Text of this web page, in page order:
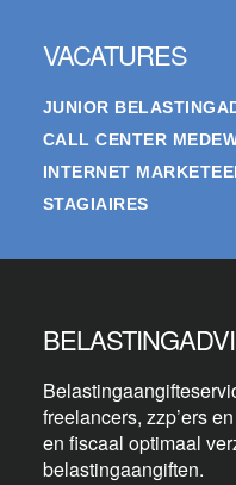
VACATURES
JUNIOR
CALL CENTER
INTERNET
STAGIAIRES
freelancers, zzp’ers
en fiscaal optimaal
belastingaangiften.